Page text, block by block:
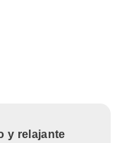
y relajante